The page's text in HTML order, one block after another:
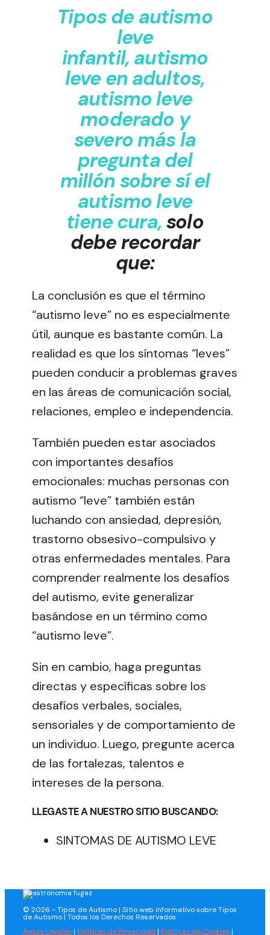
Tipos de autismo
leve
infantil, autismo
leve en adultos,
autismo leve
moderado y
severo más la
pregunta del
millón sobre sí el
autismo leve
tiene cura,solo
debe recordar
que:
La conclusión es que el término
“autismo leve” no es especialmente
útil, aunque es bastante común. La
realidad es que los síntomas “leves”
pueden conducir a problemas graves
en las áreas de comunicación social,
relaciones, empleo e independencia.
También pueden estar asociados
con importantes desafíos
emocionales: muchas personas con
autismo “leve” también están
luchando con ansiedad, depresión,
trastorno obsesivo-compulsivo y
otras enfermedades mentales. Para
comprender realmente los desafíos
del autismo, evite generalizar
basándose en un término como
“autismo leve”.
Sin en cambio, haga preguntas
directas y específicas sobre los
desafíos verbales, sociales,
sensoriales y de comportamiento de
un individuo. Luego, pregunte acerca
de las fortalezas, talentos e
intereses de la persona.
LLEGASTE A NUESTRO SITIO BUSCANDO:
SINTOMAS DE AUTISMO LEVE
© 2026 - Tipos de Autismo | Sitio web informativo sobre Tipos
de Autismo | Todos los Derechos Reservados
Avisos Legales | Políticas de Privacidad | Políticas de Cookies |